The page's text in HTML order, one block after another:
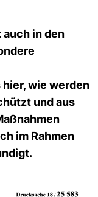
in den
wie werden
und aus
im Rahmen